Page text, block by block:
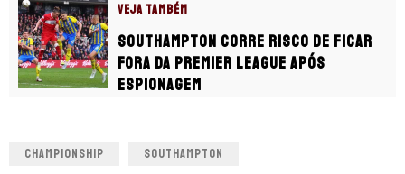
VEJA TAMBÉM
Southampton corre risco de ficar
fora da Premier League após
espionagem
CHAMPIONSHIP SOUTHAMPTON